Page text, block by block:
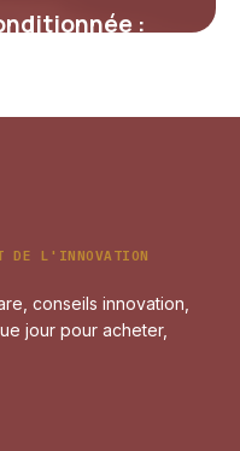
:
DE L'INNOVATION
conseils innovation,
jour pour acheter,